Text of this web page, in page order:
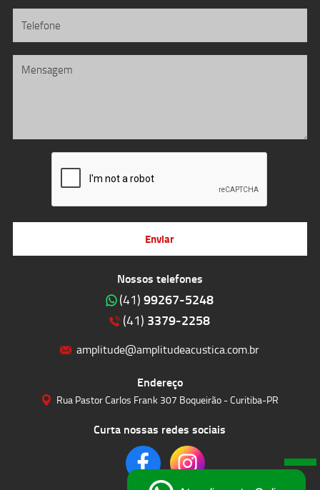
Nossos telefones
(41) 99267-5248
(41) 3379-2258
amplitude@amplitudeacustica.com.br
Endereço
Rua Pastor Carlos Frank 307 Boqueirão - Curitiba-PR
Curta nossas redes sociais
Enviar